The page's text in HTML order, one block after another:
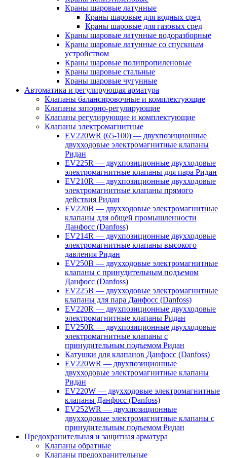
Краны шаровые латунные
Краны шаровые для водных сред
Краны шаровые для газовых сред
Краны шаровые латунные водоразборные
Краны шаровые латунные со спускным
устройством
Краны шаровые полипропиленовые
Краны шаровые стальные
Краны шаровые чугунные
Автоматика и регулирующая арматура
Клапаны балансировочные и комплектующие
Клапаны запорно-регулирующие
Клапаны регулирующие и комплектующие
Клапаны электромагнитные
EV220WR (65-100) — двухпозиционные
двухходовые электромагнитные клапаны
Ридан
EV225R — двухпозиционные двухходовые
электромагнитные клапаны для пара Ридан
EV210R — двухпозиционные двухходовые
электромагнитные клапаны прямого
действия Ридан
EV220B — двухходовые электромагнитные
клапаны для общей промышленности
Данфосс (Danfoss)
EV214R — двухпозиционные двухходовые
электромагнитные клапаны высокого
давления Ридан
EV250B — двухходовые электромагнитные
клапаны с принудительным подъемом
Данфосс (Danfoss)
EV225B — двухходовые электромагнитные
клапаны для пара Данфосс (Danfoss)
EV220R — двухпозиционные двухходовые
электромагнитные клапаны Ридан
EV250R — двухпозиционные двухходовые
электромагнитные клапаны с
принудительным подъемом Ридан
Катушки для клапанов Данфосс (Danfoss)
EV220WR — двухпозиционные
двухходовые электромагнитные клапаны
Ридан
EV220W — двухходовые электромагнитные
клапаны Данфосс (Danfoss)
EV252WR — двухпозиционные
двухходовые электромагнитные клапаны с
принудительным подъемом Ридан
Предохранительная и защитная арматура
Клапаны обратные
Клапаны предохранительные